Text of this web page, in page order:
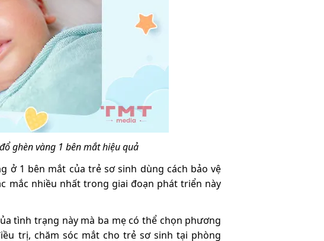
ghèn vàng 1 bên mắt hiệu quả
ở 1 bên mắt của trẻ sơ sinh dùng cách bảo vệ
mắc nhiều nhất trong giai đoạn phát triển này
tình trạng này mà ba mẹ có thể chọn phương
trị, chăm sóc mắt cho trẻ sơ sinh tại phòng